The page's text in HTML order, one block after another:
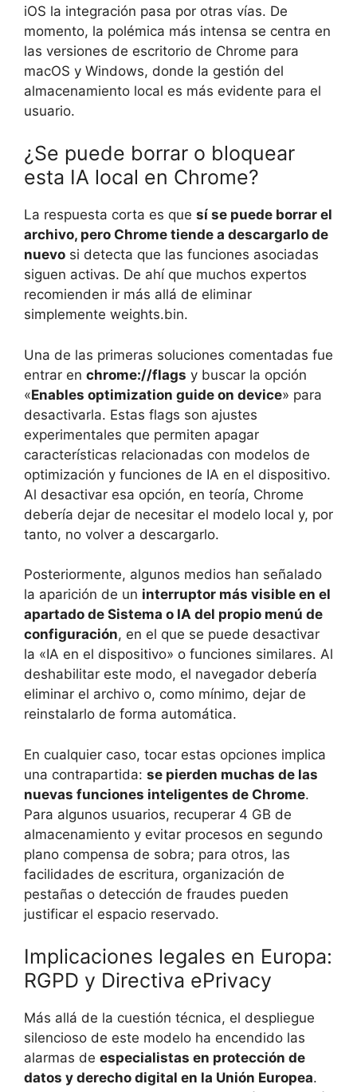
iOS la integración pasa por otras vías. De
momento, la polémica más intensa se centra en
las versiones de escritorio de Chrome para
macOS y Windows, donde la gestión del
almacenamiento local es más evidente para el
usuario.
¿Se puede borrar o bloquear
esta IA local en Chrome?
La respuesta corta es que sí se puede borrar el
archivo, pero Chrome tiende a descargarlo de
nuevo si detecta que las funciones asociadas
siguen activas. De ahí que muchos expertos
recomienden ir más allá de eliminar
simplemente weights.bin.
Una de las primeras soluciones comentadas fue
entrar en chrome://flags y buscar la opción
«Enables optimization guide on device» para
desactivarla. Estas flags son ajustes
experimentales que permiten apagar
características relacionadas con modelos de
optimización y funciones de IA en el dispositivo.
Al desactivar esa opción, en teoría, Chrome
debería dejar de necesitar el modelo local y, por
tanto, no volver a descargarlo.
Posteriormente, algunos medios han señalado
la aparición de un interruptor más visible en el
apartado de Sistema o IA del propio menú de
configuración, en el que se puede desactivar
la «IA en el dispositivo» o funciones similares. Al
deshabilitar este modo, el navegador debería
eliminar el archivo o, como mínimo, dejar de
reinstalarlo de forma automática.
En cualquier caso, tocar estas opciones implica
una contrapartida: se pierden muchas de las
nuevas funciones inteligentes de Chrome.
Para algunos usuarios, recuperar 4 GB de
almacenamiento y evitar procesos en segundo
plano compensa de sobra; para otros, las
facilidades de escritura, organización de
pestañas o detección de fraudes pueden
justificar el espacio reservado.
Implicaciones legales en Europa:
RGPD y Directiva ePrivacy
Más allá de la cuestión técnica, el despliegue
silencioso de este modelo ha encendido las
alarmas de especialistas en protección de
datos y derecho digital en la Unión Europea.